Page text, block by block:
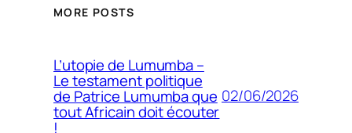
MORE POSTS
L’utopie de Lumumba –
Le testament politique
de Patrice Lumumba que
tout Africain doit écouter
!
02/06/2026